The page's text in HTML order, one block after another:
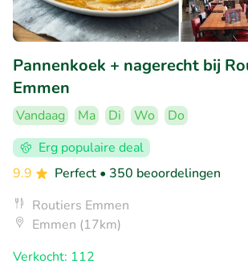
Pannenkoek + nagerecht bij
Emmen
Vandaag Ma Di Wo
Do
Erg populaire deal
9.9
Perfect • 350 beoordelingen
Routiers Emmen
Emmen (17km)
Verkocht: 112